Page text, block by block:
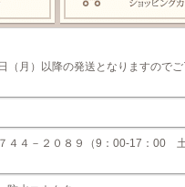
（月）以降の発送となりますのでご
４４－２０８９（9：00-17：00